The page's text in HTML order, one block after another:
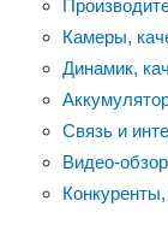
Камеры,
Динамик,
Связь и
Видео-